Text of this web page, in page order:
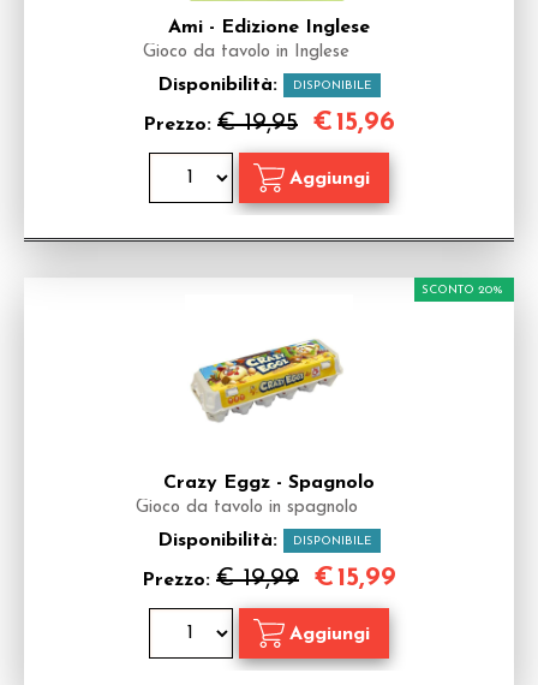
Ami - Edizione Inglese
Gioco da tavolo in Inglese
Disponibilità: DISPONIBILE
Prezzo: € 19,95 €15,96
Crazy Eggz - Spagnolo
Gioco da tavolo in spagnolo
Disponibilità: DISPONIBILE
Prezzo: € 19,99
SCONTO 20%
€15,99